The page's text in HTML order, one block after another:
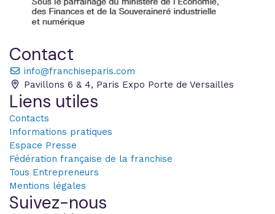
Contact
info@franchiseparis.com
Pavillons 6 & 4, Paris Expo Porte de Versailles
Liens utiles
Contacts
Informations pratiques
Espace Presse
Fédération française de la franchise
Tous Entrepreneurs
Mentions légales
Suivez-nous